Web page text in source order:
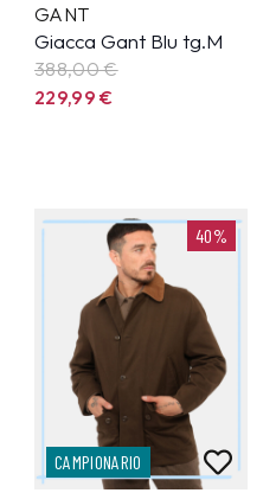
GANT
Giacca Gant Blu tg.M
388,00 €
229,99€
40%
CAMPIONARIO